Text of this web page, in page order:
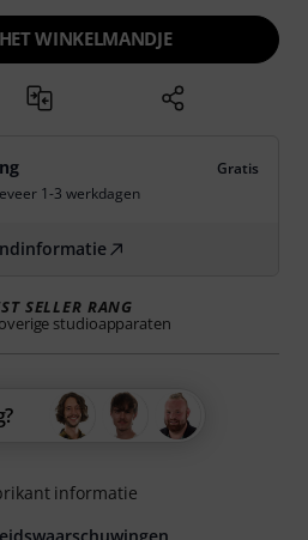
WINKELMANDJE
Gratis
1-3 werkdagen
SELLER RANG
studioapparaten
informatie